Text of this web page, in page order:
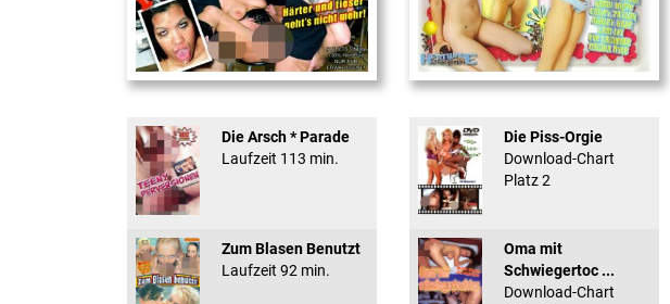
Fickt den Schlampen ...
Die Arsch * Parade
Laufzeit 113 min.
Zum Blasen Benutzt
Laufzeit 92 min.
18 And Confused #8 - ...
Die Piss-Orgie
Download-Chart
Platz 2
Oma mit
Schwiegertoc ...
Download-Chart